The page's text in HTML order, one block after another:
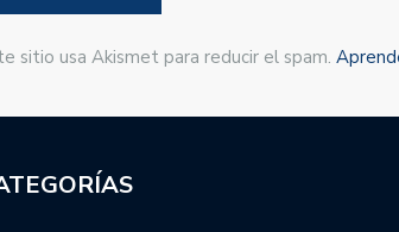
sitio usa Akismet para reducir el spam.